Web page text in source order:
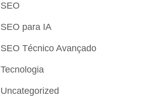
SEO
SEO para IA
SEO Técnico Avançado
Tecnologia
Uncategorized